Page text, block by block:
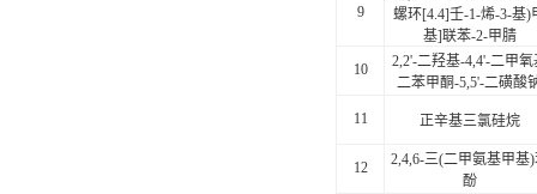
9
螺环[4.4]壬-1-烯-3-基)
基]联苯-2-甲腈
10
2,2'-二羟基-4,4'-二甲氧
二苯甲酮-5,5'-二磺酸
11 正辛基三氯硅烷
12
2,4,6-三(二甲氨基甲基)
酚